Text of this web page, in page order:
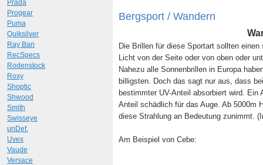
Bergsport / Wandern
Die Brillen für diese Sportart sollten
Licht von der Seite oder von oben oder
Nahezu alle Sonnenbrillen in Europa
billigsten. Doch das sagt nur aus, dass
bestimmter UV-Anteil absorbiert wird.
Anteil schädlich für das Auge. Ab 5000m
diese Strahlung an Bedeutung zunimmt.
Am Beispiel von Cebe:
Prada
Progear
Puma
Quiksilver
Ray Ban
RecSpecs
Rodenstock
Roxy
Shoptic
Shwood
Smith
Swisseye
unDef.
Uvex
Vaude
Versace